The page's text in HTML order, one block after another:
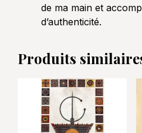
de ma main et
d’authenticité.
Produits